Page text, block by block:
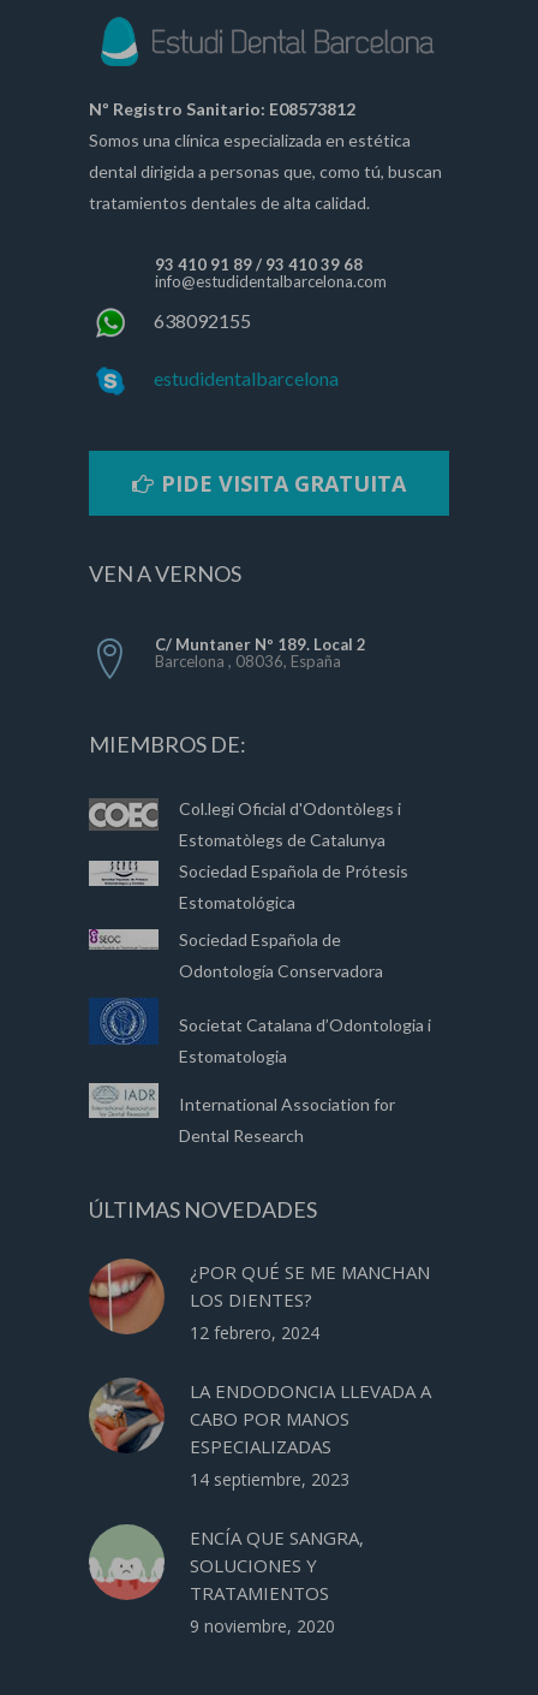
Nº Registro Sanitario: E08573812
Somos una clínica especializada en estética
dental dirigida a personas que, como tú, buscan
tratamientos dentales de alta calidad.
93 410 91 89/ 93 410 39 68
info@estudidentalbarcelona.com
638092155
estudidentalbarcelona
PIDE VISITA GRATUITA
VEN A VERNOS
C/ Muntaner Nº 189. Local 2
Barcelona , 08036, España
MIEMBROS DE:
Col.legi Oficial d'Odontòlegs i
Estomatòlegs de Catalunya
Sociedad Española de Prótesis
Estomatológica
Sociedad Española de
Odontología Conservadora
Societat Catalana d’Odontologia i
Estomatologia
International Association for
Dental Research
ÚLTIMAS NOVEDADES
¿POR QUÉ SE ME MANCHAN
LOS DIENTES?
12 febrero, 2024
LA ENDODONCIA LLEVADA A
CABO POR MANOS
ESPECIALIZADAS
14 septiembre, 2023
ENCÍA QUE SANGRA,
SOLUCIONES Y
TRATAMIENTOS
9 noviembre, 2020